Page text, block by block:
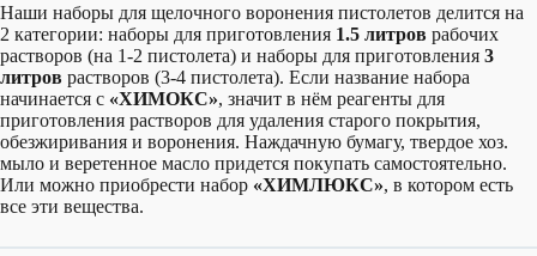
Наши наборы для щелочного воронения пистолетов делится на
2 категории: наборы для приготовления 1.5 литров рабочих
растворов (на 1-2 пистолета) и наборы для приготовления 3
литров растворов (3-4 пистолета). Если название набора
начинается с «ХИМОКС», значит в нём реагенты для
приготовления растворов для удаления старого покрытия,
обезжиривания и воронения. Наждачную бумагу, твердое хоз.
мыло и веретенное масло придется покупать самостоятельно.
Или можно приобрести набор «ХИМЛЮКС», в котором есть
все эти вещества.